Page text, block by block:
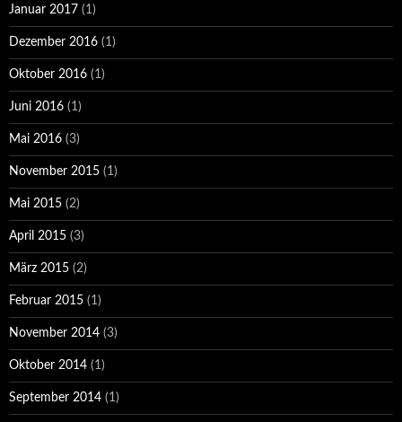
Januar 2017 (1)
Dezember 2016 (1)
Oktober 2016 (1)
Juni 2016 (1)
Mai 2016 (3)
November 2015 (1)
Mai 2015 (2)
April 2015 (3)
März 2015 (2)
Februar 2015 (1)
November 2014 (3)
Oktober 2014 (1)
September 2014 (1)